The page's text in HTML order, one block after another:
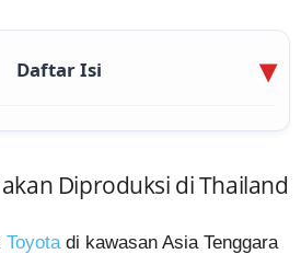
Daftar Isi
Diproduksi di Thailand
Toyotadi kawasan Asia Tenggara